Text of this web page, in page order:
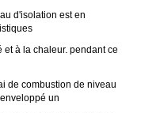
d'isolation est en
et à la chaleur. pendant ce
de combustion de niveau
un